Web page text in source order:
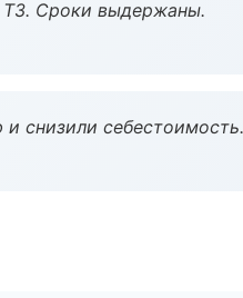
ТЗ. Сроки выдержаны.
снизили себестоимость.